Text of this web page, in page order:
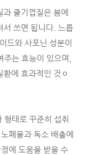
줄기껍질은 봄에
서 쓰면 됩니다. 느릅
드와 사포닌 성분이
는 효능이 있으며,
에 효과적인 것ㅇ
태로 꾸준히 섭취
폐물과 독소 배출에
에 도움을 받을 수